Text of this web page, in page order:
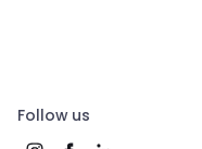
Follow us